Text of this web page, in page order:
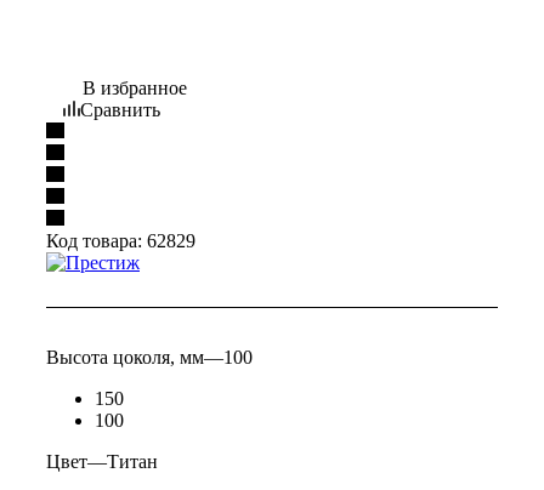
В избранное
Сравнить
Код товара: 62829
Высота цоколя, мм—100
150
100
Цвет—Титан